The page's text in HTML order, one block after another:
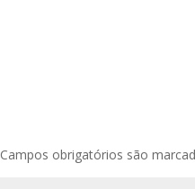
Campos obrigatórios são